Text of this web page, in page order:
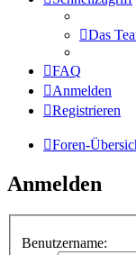
Das
FAQ
Anmelden
Registrieren
Foren-
Anmelden
Benutzername: